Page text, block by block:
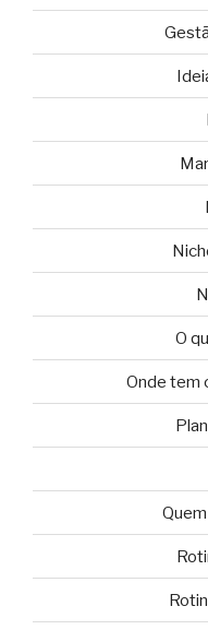
O
Onde tem